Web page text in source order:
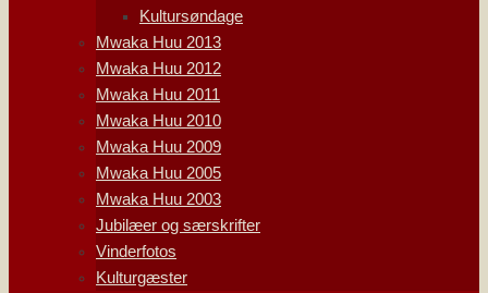
Kultursøndage
Mwaka Huu 2013
Mwaka Huu 2012
Mwaka Huu 2011
Mwaka Huu 2010
Mwaka Huu 2009
Mwaka Huu 2005
Mwaka Huu 2003
Jubilæer og særskrifter
Vinderfotos
Kulturgæster